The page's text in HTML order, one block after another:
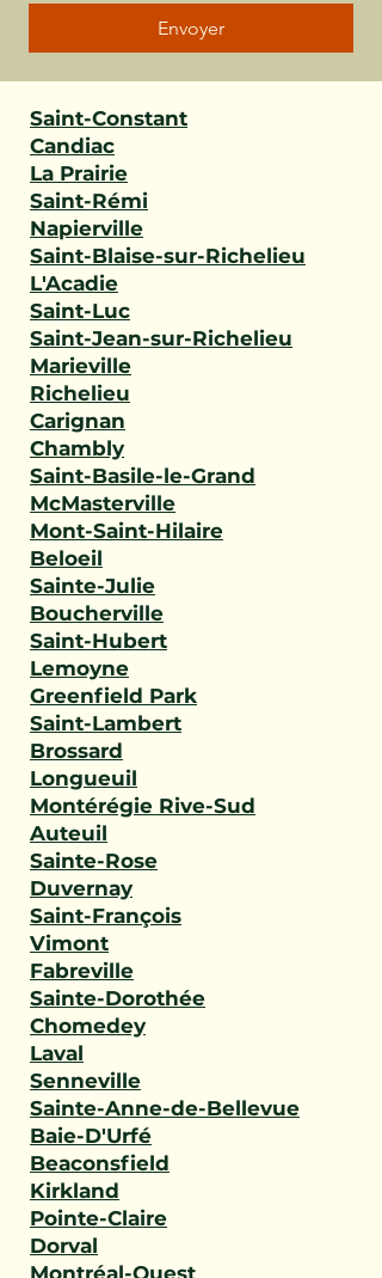
Envoyer
Saint-Constant
Candiac
La Prairie
Saint-Rémi
Napierville
Saint-Blaise-sur-Richelieu
L'Acadie
Saint-Luc
Saint-Jean-sur-Richelieu
Marieville
Richelieu
Carignan
Chambly
Saint-Basile-le-Grand
McMasterville
Mont-Saint-Hilaire
Beloeil
Sainte-Julie
Boucherville
Saint-Hubert
Lemoyne
Greenfield Park
Saint-Lambert
Brossard
Longueuil
Montérégie Rive-Sud
Auteuil
Sainte-Rose
Duvernay
Saint-François
Vimont
Fabreville
Sainte-Dorothée
Chomedey
Laval
Senneville
Sainte-Anne-de-Bellevue
Baie-D'Urfé
Beaconsfield
Kirkland
Pointe-Claire
Dorval
Montréal-Ouest